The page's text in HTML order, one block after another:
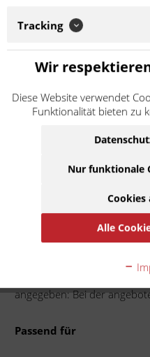
eines Drittherstellers, das
Genehmigung des
12,90 € *
Inhalt:1
inkl. MwSt.zzgl.
Lieferzeit ca. 1 Werktag
Auf die Merkliste
angegeben: Bei der
Passend für
Tracking
Wir
Diese Website verwendet
Funktionalität bieten zu
Nur funktionale
Cookies
Alle